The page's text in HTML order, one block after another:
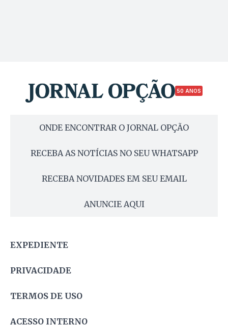
50 ANOS
ONDE ENCONTRAR O JORNAL OPÇÃO
RECEBA AS NOTÍCIAS NO SEU WHATSAPP
RECEBA NOVIDADES EM SEU EMAIL
ANUNCIE AQUI
EXPEDIENTE
PRIVACIDADE
TERMOS DE USO
ACESSO INTERNO